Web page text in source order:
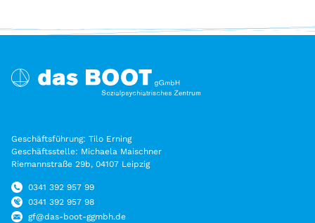
Geschäftsführung: Tilo Erning
Geschäftsstelle: Michaela Maischner
Riemannstraße 29b, 04107 Leipzig
0341 392 957 99
0341 392 957 98
gf@das-boot-ggmbh.de